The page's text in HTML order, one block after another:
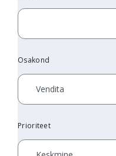
Osakond
Prioriteet